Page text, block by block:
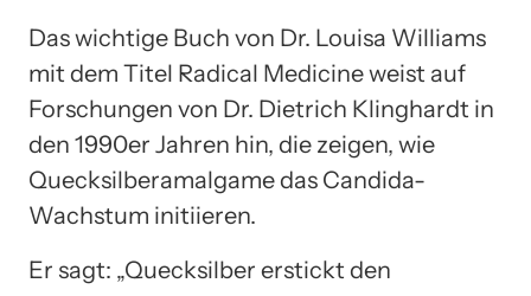
Das wichtige Buch von Dr. Louisa Williams
mit dem Titel Radical Medicine weist auf
Forschungen von Dr. Dietrich Klinghardt in
den 1990er Jahren hin, die zeigen, wie
Quecksilberamalgame das Candida-
Wachstum initiieren.
Er sagt: „Quecksilber erstickt den